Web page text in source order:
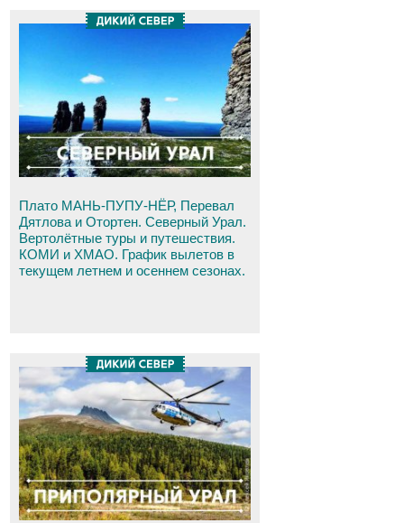
Плато МАНЬ-ПУПУ-НЁР, Перевал
Дятлова и Отортен. Северный Урал.
Вертолётные туры и путешествия.
КОМИ и ХМАО. График вылетов в
текущем летнем и осеннем сезонах.